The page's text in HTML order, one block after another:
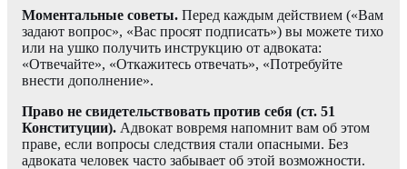
Моментальные советы. Перед каждым действием («Вам
задают вопрос», «Вас просят подписать») вы можете тихо
или на ушко получить инструкцию от адвоката:
«Отвечайте», «Откажитесь отвечать», «Потребуйте
внести дополнение».
Право не свидетельствовать против себя (ст. 51
Конституции). Адвокат вовремя напомнит вам об этом
праве, если вопросы следствия стали опасными. Без
адвоката человек часто забывает об этой возможности.